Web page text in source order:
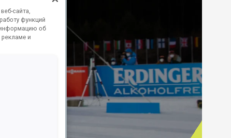
сайта,
функций
информацию об
и